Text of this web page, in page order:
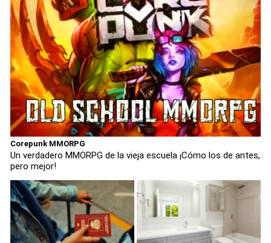
Corepunk MMORPG
Un verdadero MMORPG de la vieja escuela ¡Cómo los de antes,
pero mejor!